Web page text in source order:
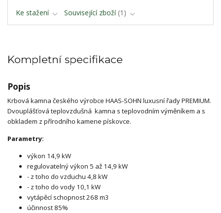
Ke stažení
Související zboží 1
Kompletní specifikace
Popis
Krbová kamna českého výrobce HAAS-SOHN luxusní řady PREMIUM.
Dvouplášťová teplovzdušná kamna s teplovodním výměníkem a s
obkladem z přírodního kamene pískovce.
Parametry:
výkon 14,9 kW
regulovatelný výkon 5 až 14,9 kW
- z toho do vzduchu 4,8 kW
- z toho do vody 10,1 kW
vytápěcí schopnost 268 m3
účinnost 85%